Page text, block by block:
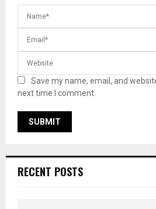
Save my name, email, and
next time I comment.
RECENT POSTS